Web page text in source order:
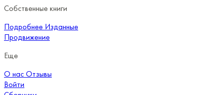
Собственные книги
Подробнее Изданные
Продвижение
Еще
О насОтзывы
Войти